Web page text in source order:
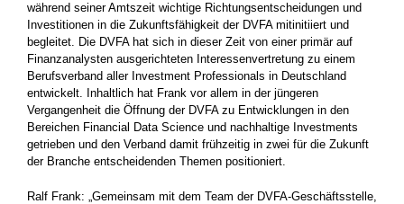
während seiner Amtszeit wichtige Richtungsentscheidungen und
Investitionen in die Zukunftsfähigkeit der DVFA mitinitiiert und
begleitet. Die DVFA hat sich in dieser Zeit von einer primär auf
Finanzanalysten ausgerichteten Interessenvertretung zu einem
Berufsverband aller Investment Professionals in Deutschland
entwickelt. Inhaltlich hat Frank vor allem in der jüngeren
Vergangenheit die Öffnung der DVFA zu Entwicklungen in den
Bereichen Financial Data Science und nachhaltige Investments
getrieben und den Verband damit frühzeitig in zwei für die Zukunft
der Branche entscheidenden Themen positioniert.
Ralf Frank: „Gemeinsam mit dem Team der DVFA-Geschäftsstelle,